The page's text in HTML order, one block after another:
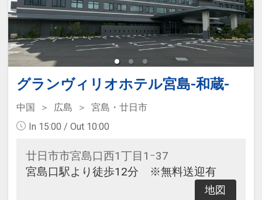
グランヴィリオホテル宮島-和蔵-
中国 広島
宮島・廿日市
In 15:00 / Out 10:00
廿日市市宮島口西1丁目1ｰ37
宮島口駅より徒歩12分 ※無料送迎有
地図